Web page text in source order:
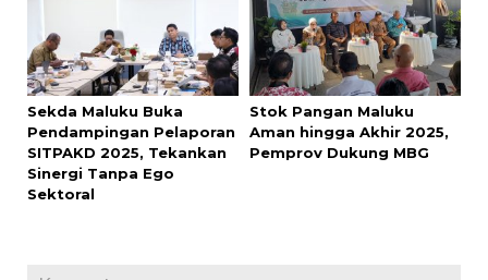
Sekda Maluku Buka
Pendampingan Pelaporan
SITPAKD 2025, Tekankan
Sinergi Tanpa Ego
Sektoral
Stok Pangan Maluku
Aman hingga Akhir 2025,
Pemprov Dukung MBG